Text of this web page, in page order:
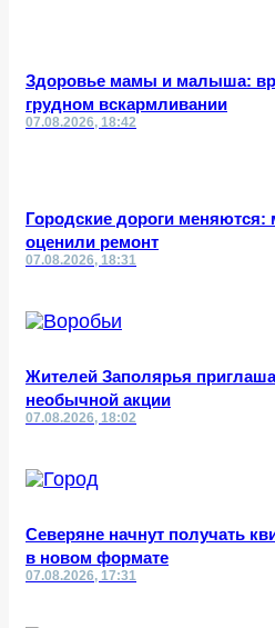
Здоровье мамы и малыша:
грудном вскармливании
07.08.2026, 18:42
Городские дороги меняются:
оценили ремонт
07.08.2026, 18:31
Жителей Заполярья
необычной акции
07.08.2026, 18:02
Северяне начнут получать
в новом формате
07.08.2026, 17:31